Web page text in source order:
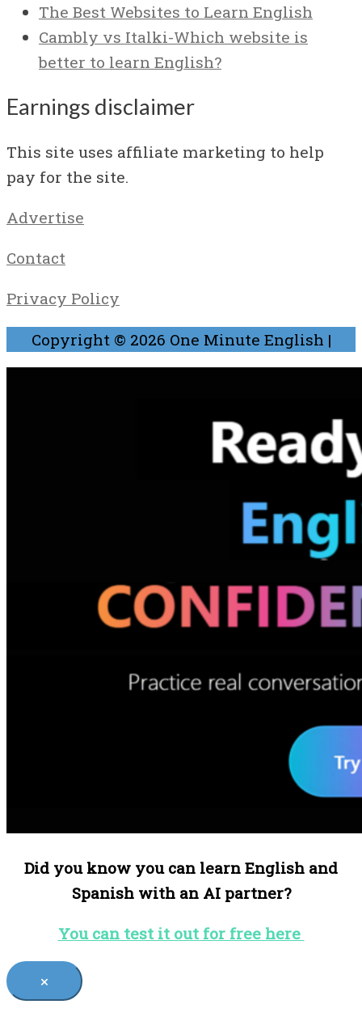
The Best Websites to Learn English
Cambly vs Italki-Which website is
better to learn English?
Earnings disclaimer
This site uses affiliate marketing to help
pay for the site.
Advertise
Contact
Privacy Policy
Copyright © 2026 One Minute English |
Did you know you can learn English and
Spanish with an AI partner?
You can test it out for free here
×